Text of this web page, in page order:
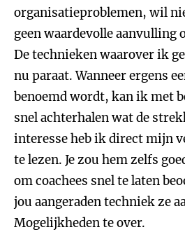
organisatieproblemen, wil
geen waardevolle aanvulling
De technieken waarover ik
nu paraat. Wanneer ergens
benoemd wordt, kan ik met
snel achterhalen wat de
interesse heb ik direct mijn
te lezen. Je zou hem zelfs
om coachees snel te laten
jou aangeraden techniek ze
Mogelijkheden te over.